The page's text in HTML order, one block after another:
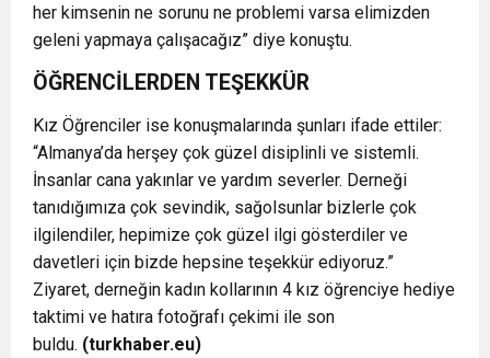
her kimsenin ne sorunu ne problemi varsa elimizden
geleni yapmaya çalışacağız” diye konuştu.
ÖĞRENCİLERDEN TEŞEKKÜR
Kız Öğrenciler ise konuşmalarında şunları ifade ettiler:
“Almanya’da herşey çok güzel disiplinli ve sistemli.
İnsanlar cana yakınlar ve yardım severler. Derneği
tanıdığımıza çok sevindik, sağolsunlar bizlerle çok
ilgilendiler, hepimize çok güzel ilgi gösterdiler ve
davetleri için bizde hepsine teşekkür ediyoruz.”
Ziyaret, derneğin kadın kollarının 4 kız öğrenciye hediye
taktimi ve hatıra fotoğrafı çekimi ile son
buldu. (turkhaber.eu)